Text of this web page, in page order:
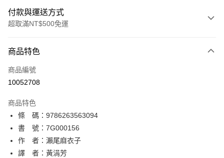
付款與運送方式
超取滿NT$500免運
信用卡一次付款
超商取貨付款
相關說明
【關於「AFTEE先享後付」】
AFTEE先享後付是「在收到商品之後才付款」的支付方式。 讓您購物簡單
便利好安心！
１．簡單：不需註冊會員、不需綁卡、不需儲值。
２．便利：只要手機號碼，簡訊認證，即可結帳。
ATM付款
運送方式
商品特色
商品編號
10052708
商品特色
條 碼：9786263563094
書 號：7G000156
作 者：瀨尾麻衣子
譯 者：黃涓芳